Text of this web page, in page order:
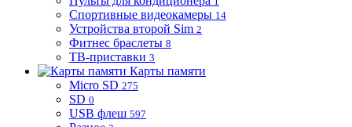
Спортивные видеокамеры 14
Устройства второй Sim 2
Фитнес браслеты 8
ТВ-приставки 3
Карты памяти
Micro SD 275
SD 0
USB флеш 597